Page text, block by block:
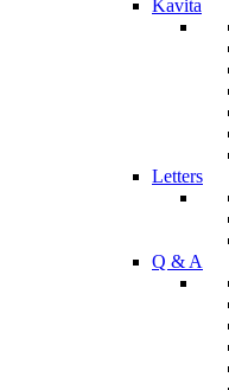
Kavita
Letters
Q & A